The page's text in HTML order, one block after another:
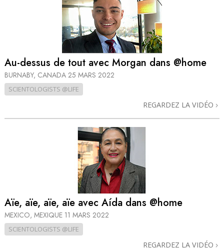
Au-dessus de tout avec Morgan dans @home
BURNABY, CANADA 25 MARS 2022
SCIENTOLOGISTS @LIFE
REGARDEZ LA VIDÉO
Aïe, aïe, aïe, aïe avec Aída dans @home
MEXICO, MEXIQUE 11 MARS 2022
SCIENTOLOGISTS @LIFE
REGARDEZ LA VIDÉO